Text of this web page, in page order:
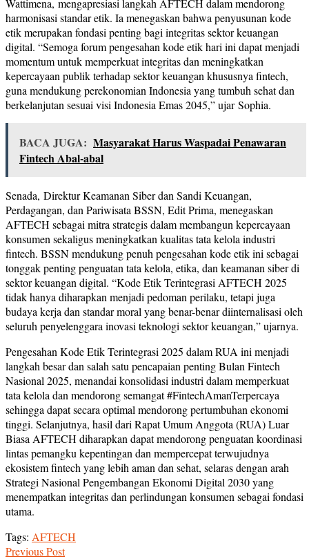
Wattimena, mengapresiasi langkah AFTECH dalam mendorong
harmonisasi standar etik. Ia menegaskan bahwa penyusunan kode
etik merupakan fondasi penting bagi integritas sektor keuangan
digital. “Semoga forum pengesahan kode etik hari ini dapat menjadi
momentum untuk memperkuat integritas dan meningkatkan
kepercayaan publik terhadap sektor keuangan khususnya fintech,
guna mendukung perekonomian Indonesia yang tumbuh sehat dan
berkelanjutan sesuai visi Indonesia Emas 2045,” ujar Sophia.
BACA JUGA: Masyarakat Harus Waspadai Penawaran
Fintech Abal-abal
Senada, Direktur Keamanan Siber dan Sandi Keuangan,
Perdagangan, dan Pariwisata BSSN, Edit Prima, menegaskan
AFTECH sebagai mitra strategis dalam membangun kepercayaan
konsumen sekaligus meningkatkan kualitas tata kelola industri
fintech. BSSN mendukung penuh pengesahan kode etik ini sebagai
tonggak penting penguatan tata kelola, etika, dan keamanan siber di
sektor keuangan digital. “Kode Etik Terintegrasi AFTECH 2025
tidak hanya diharapkan menjadi pedoman perilaku, tetapi juga
budaya kerja dan standar moral yang benar-benar diinternalisasi oleh
seluruh penyelenggara inovasi teknologi sektor keuangan,” ujarnya.
Pengesahan Kode Etik Terintegrasi 2025 dalam RUA ini menjadi
langkah besar dan salah satu pencapaian penting Bulan Fintech
Nasional 2025, menandai konsolidasi industri dalam memperkuat
tata kelola dan mendorong semangat #FintechAmanTerpercaya
sehingga dapat secara optimal mendorong pertumbuhan ekonomi
tinggi. Selanjutnya, hasil dari Rapat Umum Anggota (RUA) Luar
Biasa AFTECH diharapkan dapat mendorong penguatan koordinasi
lintas pemangku kepentingan dan mempercepat terwujudnya
ekosistem fintech yang lebih aman dan sehat, selaras dengan arah
Strategi Nasional Pengembangan Ekonomi Digital 2030 yang
menempatkan integritas dan perlindungan konsumen sebagai fondasi
utama.
Tags: AFTECH
Previous Post